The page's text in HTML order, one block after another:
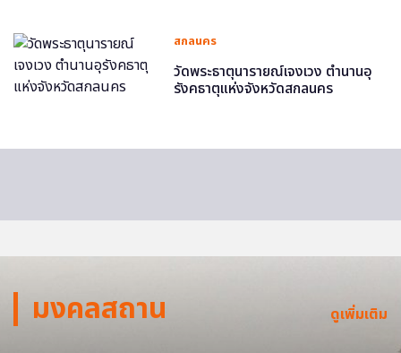
สกลนคร
วัดพระธาตุนารายณ์เจงเวง ตำนานอุ
รังคธาตุแห่งจังหวัดสกลนคร
มงคลสถาน ดูเพิ่มเติม